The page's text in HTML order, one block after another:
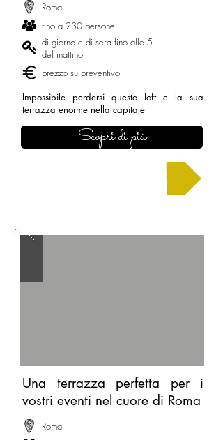
Roma
fino a 230 persone
di giorno e di sera fino alle 5
del mattino
prezzo su preventivo
Impossibile perdersi questo loft e la sua
terrazza enorme nella capitale
Scopri di più
Una terrazza perfetta per i
vostri eventi nel cuore di Roma
Roma